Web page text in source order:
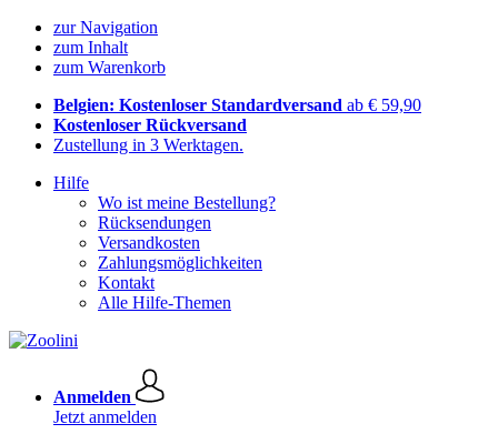
zur Navigation
zum Inhalt
zum Warenkorb
Belgien: Kostenloser Standardversand ab € 59,90
Kostenloser Rückversand
Zustellung in 3 Werktagen.
Hilfe
Wo ist meine Bestellung?
Rücksendungen
Versandkosten
Zahlungsmöglichkeiten
Kontakt
Alle Hilfe-Themen
Anmelden
Jetzt anmelden